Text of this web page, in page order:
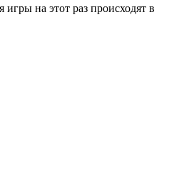
на этот раз происходят в